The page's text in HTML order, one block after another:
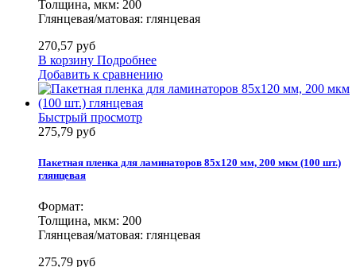
Толщина, мкм: 200
Глянцевая/матовая: глянцевая
270,57 руб
В корзину Подробнее
Добавить к сравнению
Быстрый просмотр
275,79 руб
Пакетная пленка для ламинаторов 85х120 мм, 200 мкм (100 шт.)
глянцевая
Формат:
Толщина, мкм: 200
Глянцевая/матовая: глянцевая
275,79 руб